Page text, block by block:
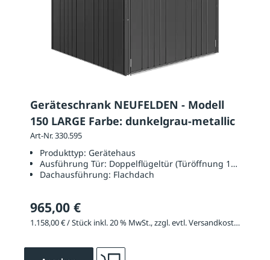
Geräteschrank NEUFELDEN - Modell
150 LARGE Farbe: dunkelgrau-metallic
Art-Nr. 330.595
Produkttyp: Gerätehaus
Ausführung Tür: Doppelflügeltür (Türöffnung 1350 x
Dachausführung: Flachdach
965,00 €
1.158,00 € / Stück inkl. 20 % MwSt., zzgl. evtl. Versandkosten